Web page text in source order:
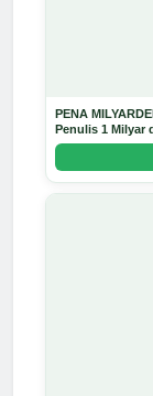
PENA
Penulis 1 Milyar